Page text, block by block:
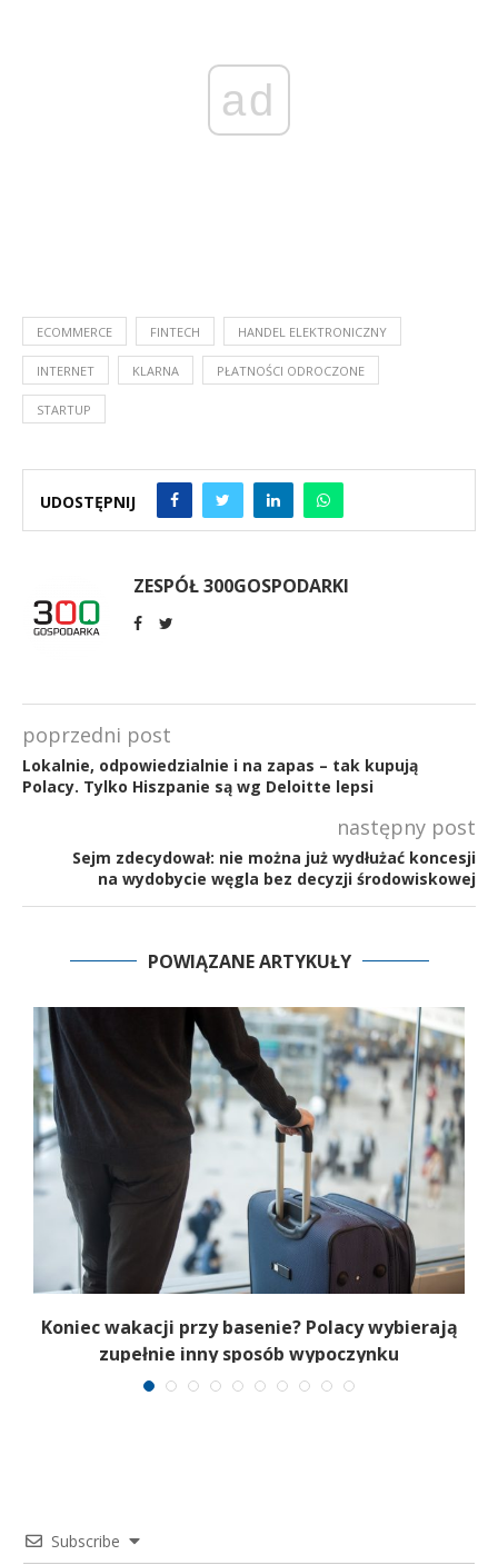
ad
ECOMMERCE FINTECH HANDEL ELEKTRONICZNY
INTERNET KLARNA PŁATNOŚCI ODROCZONE
STARTUP
UDOSTĘPNIJ
ZESPÓŁ 300GOSPODARKI
poprzedni post
Lokalnie, odpowiedzialnie i na zapas – tak kupują
Polacy. Tylko Hiszpanie są wg Deloitte lepsi
następny post
Sejm zdecydował: nie można już wydłużać koncesji
na wydobycie węgla bez decyzji środowiskowej
POWIĄZANE ARTYKUŁY
Koniec wakacji przy basenie? Polacy wybierają
zupełnie inny sposób wypoczynku
Subscribe